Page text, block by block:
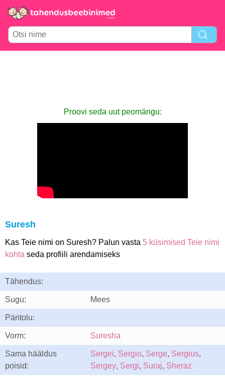
Proovi seda uut peomängu:
Suresh
Kas Teie nimi on Suresh? Palun vasta 5 küsimised Teie nimi
kohta seda profiili arendamiseks
Tähendus:
Sugu: Mees
Päritolu:
Vorm: Suresha
Sama hääldus
poisid:
Sergei, Sergio, Serge, Sergius,
Sergey, Sergi, Suraj, Sheraz